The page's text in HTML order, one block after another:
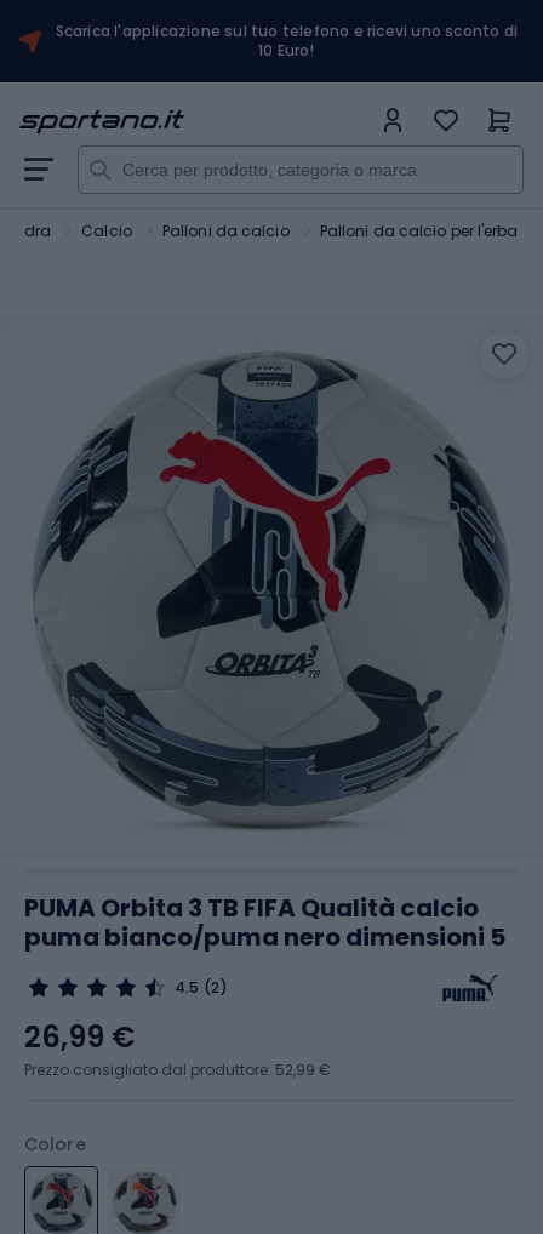
Scarica l'applicazione sul tuo telefono e ricevi uno sconto di
10 Euro!
Calcio Palloni da calcio Palloni da calcio per l'erba
PUMA Orbita 3 TB FIFA Qualità calcio
puma bianco/puma nero dimensioni 5
4.5 (2)
Colore
26,99 €
Prezzo consigliato dal produttore: 52,99 €